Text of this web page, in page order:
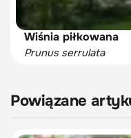
Wiśnia piłkowana
Prunus serrulata
Powiązane